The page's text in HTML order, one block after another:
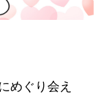
めぐり会え